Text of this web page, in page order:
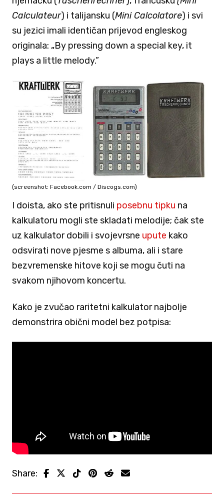
Calculateur) i talijansku (Mini Calcolatore) i svi
su jezici imali identičan prijevod engleskog
originala: „By pressing down a special key, it
plays a little melody.”
(screenshot: Facebook.com / Discogs.com)
I doista, ako ste pritisnuli posebnu tipku na
kalkulatoru mogli ste skladati melodije; čak ste
uz kalkulator dobili i svojevrsne upute kako
odsvirati nove pjesme s albuma, ali i stare
bezvremenske hitove koji se mogu čuti na
svakom njihovom koncertu.
Kako je zvučao raritetni kalkulator najbolje
demonstrira obični model bez potpisa:
Share: